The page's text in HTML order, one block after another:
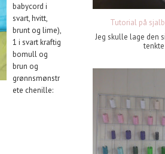
babycord i
svart, hvitt,
brunt og lime),
1 i svart kraftig
bomull og
brun og
grønnsmønstr
ete chenille:
Tutorial på
Jeg skulle lage den